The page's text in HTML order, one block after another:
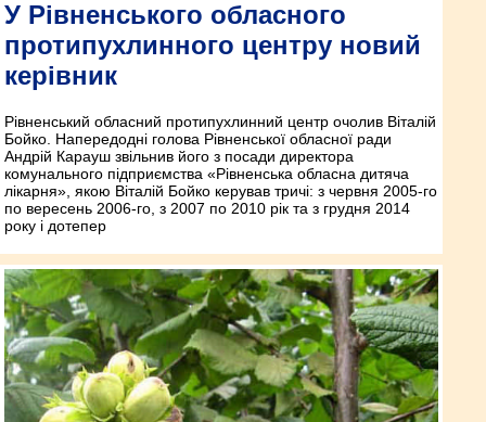
У Рівненського обласного
протипухлинного центру новий
керівник
Рівненський обласний протипухлинний центр очолив Віталій
Бойко. Напередодні голова Рівненської обласної ради
Андрій Карауш звільнив його з посади директора
комунального підприємства «Рівненська обласна дитяча
лікарня», якою Віталій Бойко керував тричі: з червня 2005-го
по вересень 2006-го, з 2007 по 2010 рік та з грудня 2014
року і дотепер